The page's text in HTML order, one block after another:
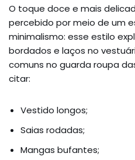
O toque doce e mais
percebido por meio de um
minimalismo: esse estilo
bordados e laços no
comuns no guarda roupa
citar:
Vestido longos;
Saias rodadas;
Mangas bufantes;